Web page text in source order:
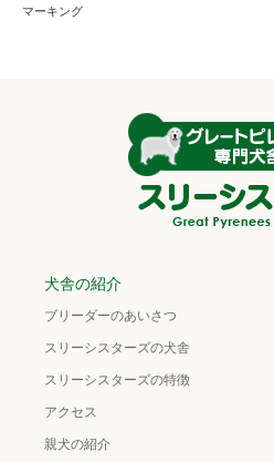
マーキング
犬舎の紹介
ブリーダーのあいさつ
スリーシスターズの犬舎
スリーシスターズの特徴
アクセス
親犬の紹介